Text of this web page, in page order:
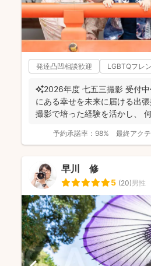
発達凸凹相談歓迎 LGBTQフレ
✨2026年度 七五三撮影 受付中✨ 𖤣𖥧𖥣 いま
にある幸せを未来に届ける出
撮影で培った経験を活かし、
予約承諾率： 98% 最終アクテ
早川 修
5 (20)男性